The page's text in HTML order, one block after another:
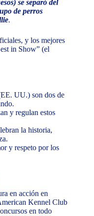
se separó del
de perros
.
y los mejores
in Show” (el
UU.) son dos de
y regulan estos
la historia,
y respeto por los
en acción en
Kennel Club
en todo